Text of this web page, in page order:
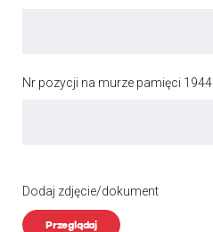
Nr pozycji na murze pamięci 1944
Dodaj zdjęcie/dokument
Przeglądaj